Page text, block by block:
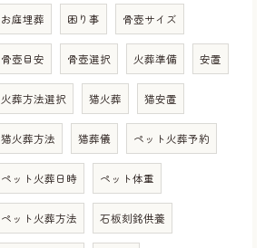
お庭埋葬 困り事 骨壺サイズ
骨壺目安 骨壺選択 火葬準備 安置
火葬方法選択 猫火葬 猫安置
猫火葬方法 猫葬儀 ペット火葬予約
ペット火葬日時 ペット体重
ペット火葬方法 石板刻銘供養